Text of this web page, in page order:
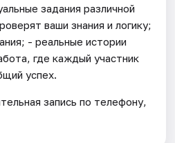
задания различной
ваши знания и логику;
- реальные истории
где каждый участник
успех.
запись по телефону,